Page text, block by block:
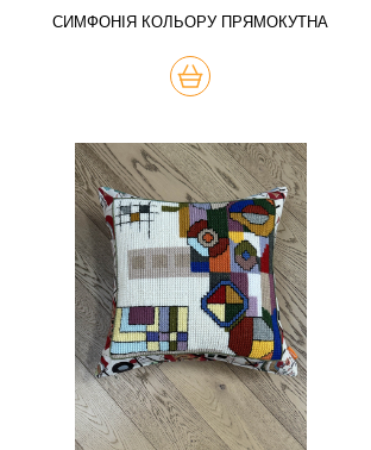
СИМФОНІЯ КОЛЬОРУ ПРЯМОКУТНА
КУПИТЬ